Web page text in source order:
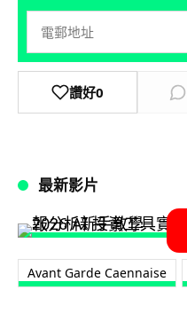
讚好0
最新影片
Avant Garde Caennaise